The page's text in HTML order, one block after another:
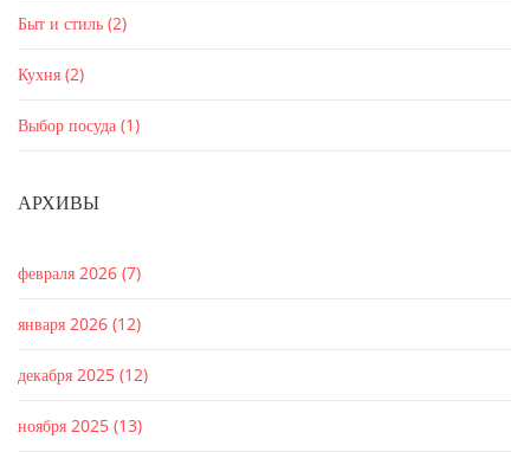
Быт и стиль (2)
Кухня (2)
Выбор посуда (1)
АРХИВЫ
февраля 2026 (7)
января 2026 (12)
декабря 2025 (12)
ноября 2025 (13)